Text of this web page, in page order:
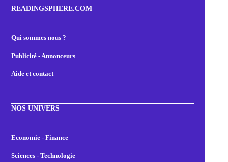
READINGSPHERE.COM
Qui sommes nous ?
Publicité - Annonceurs
Aide et contact
NOS UNIVERS
Economie - Finance
Sciences - Technologie